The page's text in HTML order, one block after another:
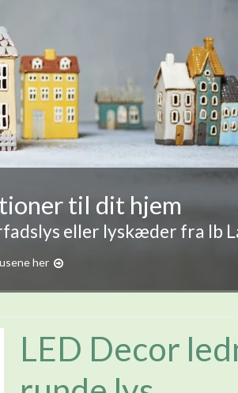
til dit hjem
eller lyskæder fra Ib
her
LED Decor